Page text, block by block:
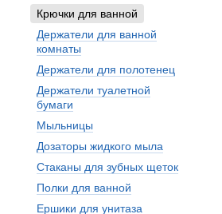
Крючки для ванной
Держатели для ванной
комнаты
Держатели для полотенец
Держатели туалетной
бумаги
Мыльницы
Дозаторы жидкого мыла
Стаканы для зубных щеток
Полки для ванной
Ершики для унитаза